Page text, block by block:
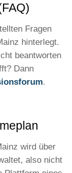
Fragen
hinterlegt.
beantworten
Dann
.
wird über
also nicht